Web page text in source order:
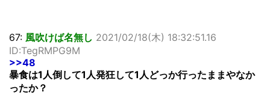
67: 風吹けば名無し 2021/02/18(木) 18:32:51.16
ID:TegRMPG9M
>>48
暴食は1人倒して1人発狂して1人どっか行ったままやなか
ったか？